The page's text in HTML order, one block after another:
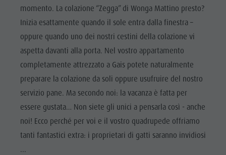
momento. La colazione “Zegga” di Wonga Mattino presto?
Inizia esattamente quando il sole entra dalla finestra –
oppure quando uno dei nostri cestini della colazione vi
aspetta davanti alla porta. Nel vostro appartamento
completamente attrezzato a Gais potete naturalmente
preparare la colazione da soli oppure usufruire del nostro
servizio pane. Ma secondo noi: la vacanza è fatta per
essere gustata… Non siete gli unici a pensarla così - anche
noi! Ecco perché per voi e il vostro quadrupede offriamo
tanti fantastici extra: i proprietari di gatti saranno invidiosi
...